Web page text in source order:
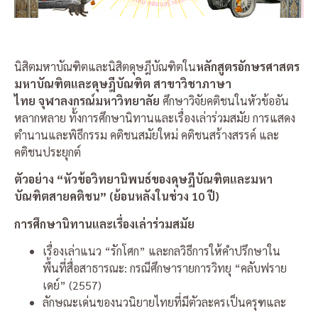
นิสิตมหาบัณฑิตและนิสิตดุษฎีบัณฑิตในหลักสูตรอักษรศาสตร
มหาบัณฑิตและดุษฎีบัณฑิต สาขาวิชาภาษา
ไทย จุฬาลงกรณ์มหาวิทยาลัย ศึกษาวิจัยคติชนในหัวข้ออัน
หลากหลาย ทั้งการศึกษานิทานและเรื่องเล่าร่วมสมัย การแสดง
ตำนานและพิธีกรรม คติชนสมัยใหม่ คติชนสร้างสรรค์ และ
คติชนประยุกต์
ตัวอย่าง “หัวข้อวิทยานิพนธ์ของดุษฎีบัณฑิตและมหา
บัณฑิตสายคติชน” (ย้อนหลังในช่วง 10 ปี)
การศึกษานิทานและเรื่องเล่าร่วมสมัย
เรื่องเล่าแนว “รักโศก” และกลวิธีการให้คำปรึกษาใน
พื้นที่สื่อสาธารณะ: กรณีศึกษารายการวิทยุ “คลับฟราย
เดย์” (2557)
ลักษณะเด่นของนวนิยายไทยที่มีตัวละครเป็นครุฑและ